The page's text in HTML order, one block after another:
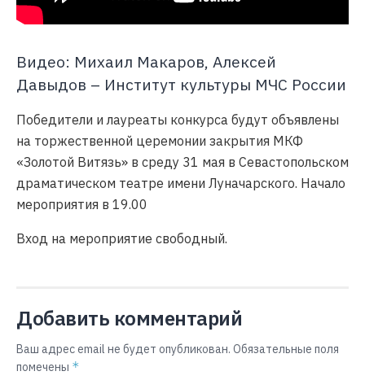
Видео: Михаил Макаров, Алексей
Давыдов – Институт культуры МЧС России
Победители и лауреаты конкурса будут объявлены
на торжественной церемонии закрытия МКФ
«Золотой Витязь» в среду 31 мая в Севастопольском
драматическом театре имени Луначарского. Начало
мероприятия в 19.00
Вход на мероприятие свободный.
Добавить комментарий
Ваш адрес email не будет опубликован. Обязательные поля
помечены *